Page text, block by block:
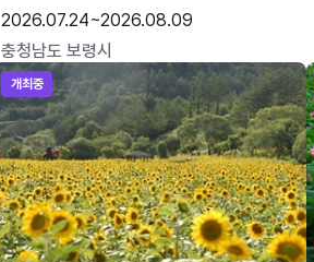
2026.07.24~2026.08.09
충청남도 보령시
개최중